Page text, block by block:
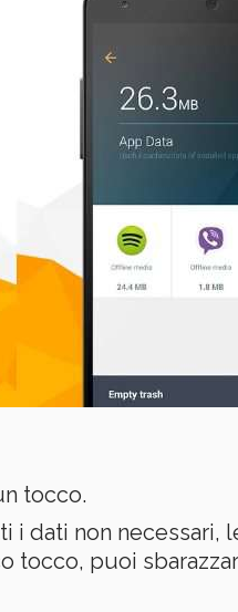
tocco.
i dati non necessari,
tocco, puoi